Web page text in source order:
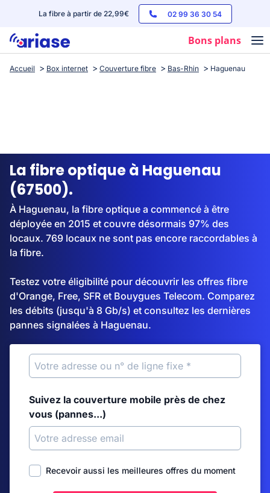
La fibre à partir de 22,99€ 02 99 36 30 54
Bons plans
Box internet
Streaming
Accueil Box internet Couverture fibre Bas-Rhin Haguenau
La fibre optique à Haguenau
(67500).
À Haguenau, la fibre optique a commencé à être
déployée en 2015 et couvre désormais 97% des
locaux. 769 locaux ne sont pas encore raccordables à
la fibre.
Testez votre éligibilité pour découvrir les offres fibre
d'Orange, Free, SFR et Bouygues Telecom. Comparez
les débits (jusqu'à 8 Gb/s) et consultez les dernières
pannes signalées à Haguenau.
Suivez la couverture mobile près de chez
vous (pannes...)
Recevoir aussi les meilleures offres du moment